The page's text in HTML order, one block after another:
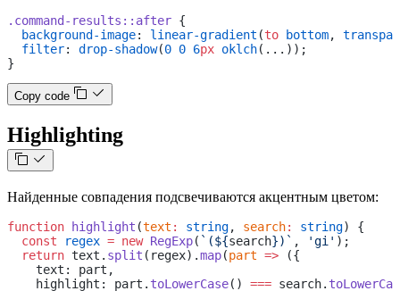
.command-results::after {
  background-image
: linear-gradient (to bottom,
  filter
: drop-shadow(0 0 6px oklch(...));
}
Copy code
Highlighting
Найденные совпадения подсвечиваются акцентным цветом:
function highlight (text : string, search: string) {
  const
regex = new RegExp( `(${search})` , 'gi' );
  return
text. split (regex).map(part => ({
    text: part,
    highlight: part.
toLowerCase() === search.